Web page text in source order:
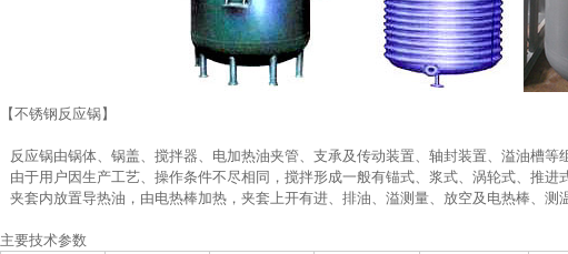
【不锈钢反应锅】
反应锅由锅体、锅盖、搅拌器、电加热油夹管、支承及传动装置、轴封装置、溢油槽等
由于用户因生产工艺、操作条件不尽相同，搅拌形成一般有锚式、浆式、涡轮式、推进
夹套内放置导热油，由电热棒加热，夹套上开有进、排油、溢测量、放空及电热棒、测
主要技术参数